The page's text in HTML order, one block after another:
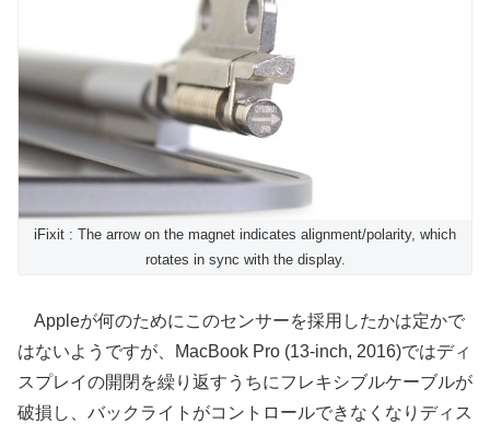
iFixit : The arrow on the magnet indicates alignment/polarity, which
rotates in sync with the display.
Appleが何のためにこのセンサーを採用したかは定かで
はないようですが、MacBook Pro (13-inch, 2016)ではディ
スプレイの開閉を繰り返すうちにフレキシブルケーブルが
破損し、バックライトがコントロールできなくなりディス